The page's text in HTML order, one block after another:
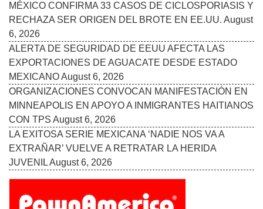
MÉXICO CONFIRMA 33 CASOS DE CICLOSPORIASIS Y
RECHAZA SER ORIGEN DEL BROTE EN EE.UU. August
6, 2026
ALERTA DE SEGURIDAD DE EEUU AFECTA LAS
EXPORTACIONES DE AGUACATE DESDE ESTADO
MEXICANOAugust 6, 2026
ORGANIZACIONES CONVOCAN MANIFESTACIÓN EN
MINNEAPOLIS EN APOYO A INMIGRANTES HAITIANOS
CON TPS August 6, 2026
LA EXITOSA SERIE MEXICANA ‘NADIE NOS VA A
EXTRAÑAR’ VUELVE A RETRATAR LA HERIDA
JUVENILAugust 6, 2026